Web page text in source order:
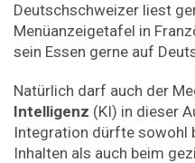
Deutschschweizer liest
Menüanzeigetafel in
sein Essen gerne auf
Natürlich darf auch der
Intelligenz (KI) in dieser
Integration dürfte sowohl
Inhalten als auch beim